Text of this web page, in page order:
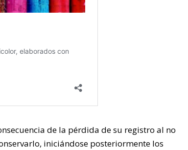
de la pérdida de su registro al no
iniciándose posteriormente los